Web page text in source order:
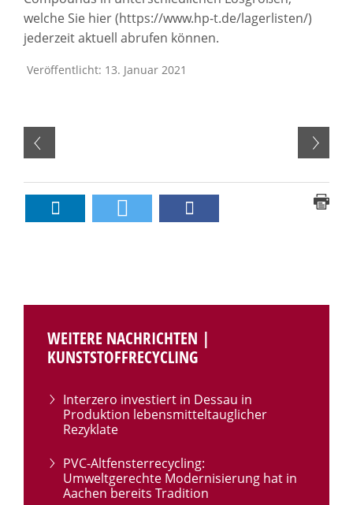
welche Sie hier (https://www.hp-t.de/lagerlisten/)
jederzeit aktuell abrufen können.
Veröffentlicht: 13. Januar 2021
WEITERE NACHRICHTEN |
KUNSTSTOFFRECYCLING
Interzero investiert in Dessau in
Produktion lebensmitteltauglicher
Rezyklate
PVC-Altfensterrecycling:
Umweltgerechte Modernisierung hat in
Aachen bereits Tradition